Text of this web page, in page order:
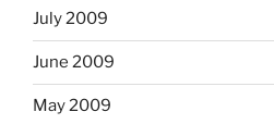
July 2009
June 2009
May 2009